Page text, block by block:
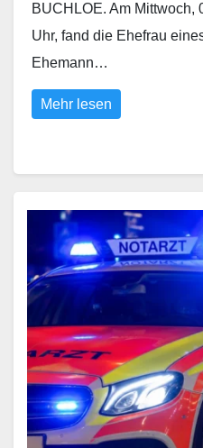
BUCHLOE. Am Mittwoch,
Uhr, fand die Ehefrau
Ehemann…
Mehr lesen